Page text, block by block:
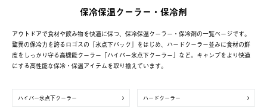
保冷保温クーラー・保冷剤
アウトドアで食材や飲み物を快適に保つ、保冷保温クーラー・保冷剤の一覧ページです。
驚異の保冷力を誇るロゴスの「氷点下パック」をはじめ、ハードクーラー並みに食材の鮮
度をしっかり守る高機能クーラー「ハイパー氷点下クーラー」など。キャンプをより快適
にする高性能な保冷・保温アイテムを取り揃えています。
ハイパー氷点下クーラー ハードクーラー